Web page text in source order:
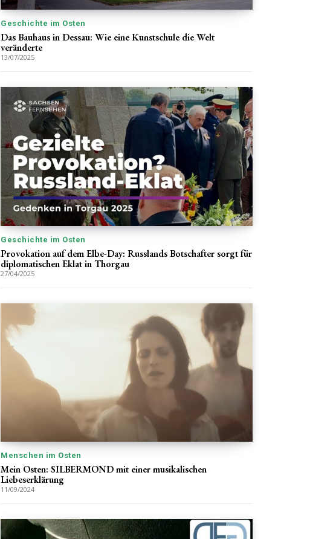
Geschichte im Osten
Das Bauhaus in Dessau: Wie eine Kunstschule die Welt
veränderte
13/07/2025
Geschichte im Osten
Provokation auf dem Elbe-Day: Russlands Botschafter sorgt für
diplomatischen Eklat in Thorgau
27/04/2025
Menschen im Osten
Mein Osten: SILBERMOND mit einer musikalischen
Liebeserklärung
11/09/2024